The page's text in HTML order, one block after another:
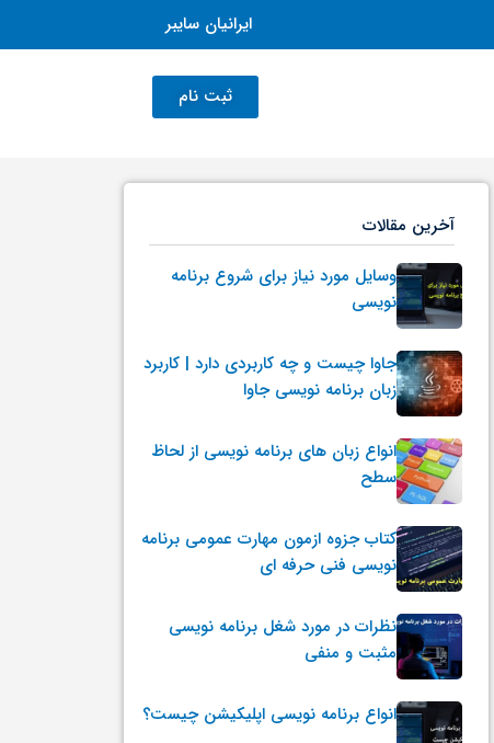
ایرانیان سایبر
ثبت نام
آخرین مقالات
وسایل مورد نیاز برای شروع برنامه
نویسی
جاوا چیست و چه کاربردی دارد | کاربرد
زبان برنامه نویسی جاوا
انواع زبان های برنامه نویسی از لحاظ
سطح
کتاب جزوه ازمون مهارت عمومی برنامه
نویسی فنی حرفه ای
نظرات در مورد شغل برنامه نویسی
مثبت و منفی
انواع برنامه نویسی اپلیکیشن چیست؟